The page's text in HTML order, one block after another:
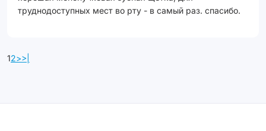
труднодоступных мест во рту - в самый раз. спасибо.
12>>|